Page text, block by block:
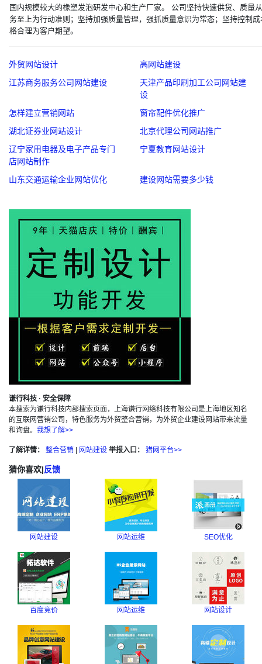
国内规模较大的橡塑发泡研发中心和生产厂家。 公司坚持快速供货、质量
务至上为行动准则；坚持加强质量管理，强抓质量意识为常态；坚持控制成
格合理为客户期望。
外贸网站设计
高网站建设
江苏商务服务公司网站建设
天津产品印刷加工公司网站建
设
怎样建立营销网站
窗帘配件优化推广
湖北证券业网站设计
北京代理公司网站推广
辽宁家用电器及电子产品专门
店网站制作
宁夏教育网站设计
山东交通运输企业网站优化 建设网站需要多少钱
谦行科技 · 安全保障
本搜索为谦行科技内部搜索页面，上海谦行网络科技有限公司是上海地区知名
的互联网营销公司，特色服务为外贸整合营销，为外贸企业建设网站带来流量
和询盘。 我想了解>>
了解详情： 整合营销 网站建设 举报入口： 猎网平台>>
猜你喜欢|反馈
网站建设 网站运维 SEO优化
百度竞价 网站运维 网站设计